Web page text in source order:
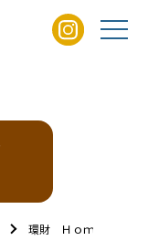
環財 Ｈｏｍｅ’ｓ